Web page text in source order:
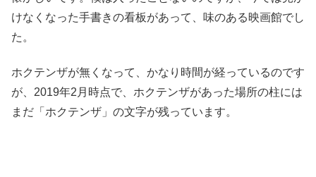
けなくなった手書きの看板があって、味のある映画館でし
た。
ホクテンザが無くなって、かなり時間が経っているのです
が、2019年2月時点で、ホクテンザがあった場所の柱には
まだ「ホクテンザ」の文字が残っています。